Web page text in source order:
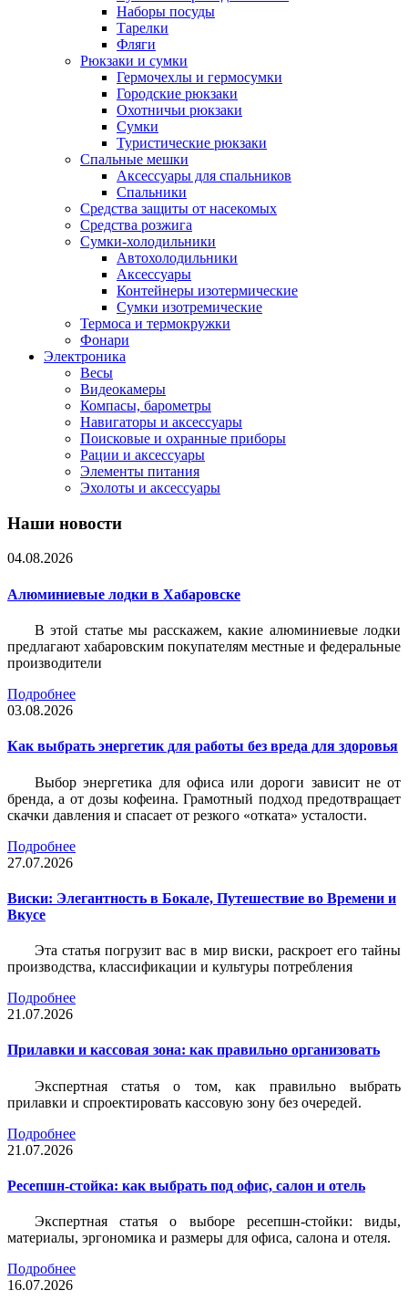
Наборы посуды
Тарелки
Фляги
Рюкзаки и сумки
Гермочехлы и гермосумки
Городские рюкзаки
Охотничьи рюкзаки
Сумки
Туристические рюкзаки
Спальные мешки
Аксессуары для спальников
Спальники
Средства защиты от насекомых
Средства розжига
Сумки-холодильники
Автохолодильники
Аксессуары
Контейнеры изотермические
Сумки изотремические
Термоса и термокружки
Фонари
Электроника
Весы
Видеокамеры
Компасы, барометры
Навигаторы и аксессуары
Поисковые и охранные приборы
Рации и аксессуары
Элементы питания
Эхолоты и аксессуары
Наши новости
04.08.2026
Алюминиевые лодки в Хабаровске
В этой статье мы расскажем, какие алюминиевые лодки
предлагают хабаровским покупателям местные и федеральные
производители
Подробнее
03.08.2026
Как выбрать энергетик для работы без вреда для здоровья
Выбор энергетика для офиса или дороги зависит не от
бренда, а от дозы кофеина. Грамотный подход предотвращает
скачки давления и спасает от резкого «отката» усталости.
Подробнее
27.07.2026
Виски: Элегантность в Бокале, Путешествие во Времени и
Вкусе
Эта статья погрузит вас в мир виски, раскроет его тайны
производства, классификации и культуры потребления
Подробнее
21.07.2026
Прилавки и кассовая зона: как правильно организовать
Экспертная статья о том, как правильно выбрать
прилавки и спроектировать кассовую зону без очередей.
Подробнее
21.07.2026
Ресепшн-стойка: как выбрать под офис, салон и отель
Экспертная статья о выборе ресепшн-стойки: виды,
материалы, эргономика и размеры для офиса, салона и отеля.
Подробнее
16.07.2026